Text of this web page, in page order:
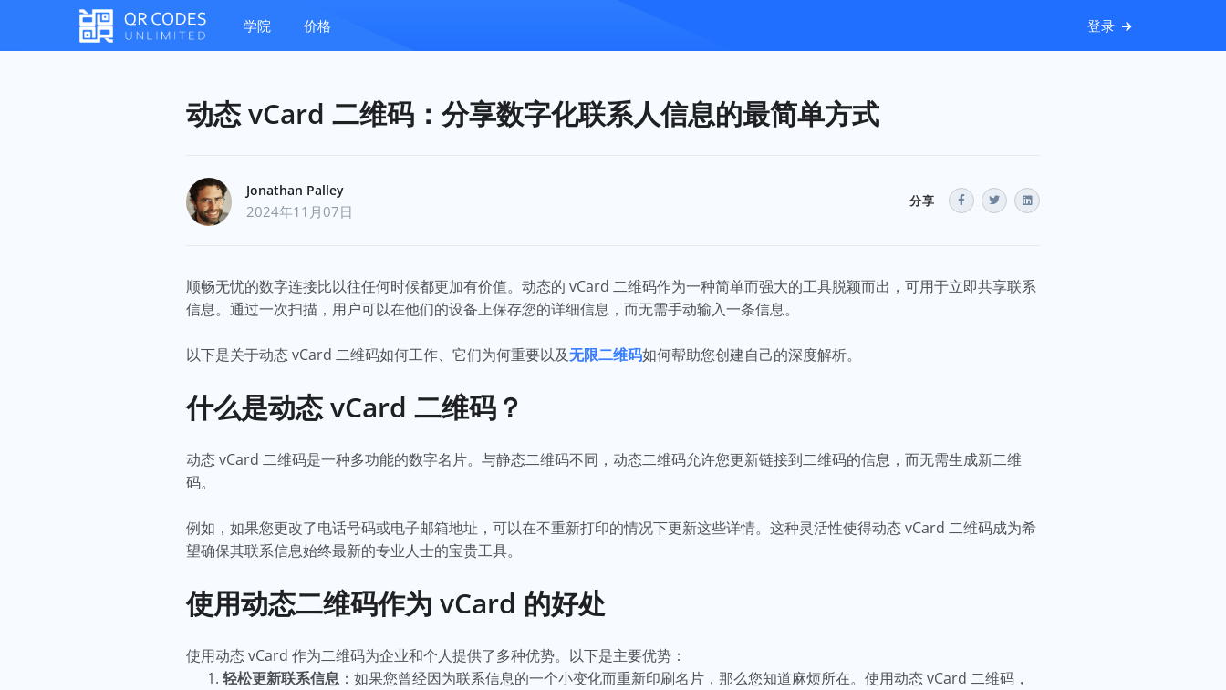
学院 价格 登录
动态 vCard 二维码：分享数字化联系人信息的最简单方式
Jonathan Palley
2024年11月07日
分享
顺畅无忧的数字连接比以往任何时候都更加有价值。动态的 vCard 二维码作为一种简单而强大的工具脱颖而出，可用于立即共享联系
信息。通过一次扫描，用户可以在他们的设备上保存您的详细信息，而无需手动输入一条信息。
以下是关于动态 vCard 二维码如何工作、它们为何重要以及无限二维码如何帮助您创建自己的深度解析。
什么是动态 vCard 二维码？
动态 vCard 二维码是一种多功能的数字名片。与静态二维码不同，动态二维码允许您更新链接到二维码的信息，而无需生成新二维
码。
例如，如果您更改了电话号码或电子邮箱地址，可以在不重新打印的情况下更新这些详情。这种灵活性使得动态 vCard 二维码成为希
望确保其联系信息始终最新的专业人士的宝贵工具。
使用动态二维码作为 vCard 的好处
使用动态 vCard 作为二维码为企业和个人提供了多种优势。以下是主要优势：
轻松更新联系信息 ：如果您曾经因为联系信息的一个小变化而重新印刷名片，那么您知道麻烦所在。使用动态 vCard 二维码，